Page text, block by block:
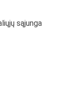
sąjunga